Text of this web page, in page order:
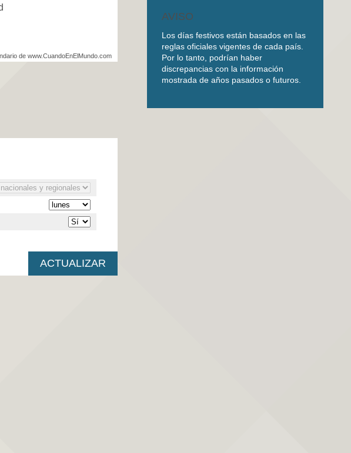
de www.CuandoEnElMundo.com
AVISO
Los días festivos están basados en las
reglas oficiales vigentes de cada país.
Por lo tanto, podrían haber
discrepancias con la información
mostrada de años pasados o futuros.